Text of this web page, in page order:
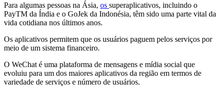
Para algumas pessoas na Ásia, os superaplicativos, incluindo o
PayTM da Índia e o GoJek da Indonésia, têm sido uma parte vital da
vida cotidiana nos últimos anos.
Os aplicativos permitem que os usuários paguem pelos serviços por
meio de um sistema financeiro.
O WeChat é uma plataforma de mensagens e mídia social que
evoluiu para um dos maiores aplicativos da região em termos de
variedade de serviços e número de usuários.